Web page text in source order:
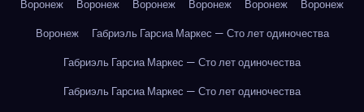
Воронеж
Воронеж Воронеж Воронеж Воронеж
Воронеж
Воронеж
Габриэль Гарсиа Маркес — Сто лет одиночества
Габриэль Гарсиа Маркес — Сто лет одиночества
Габриэль Гарсиа Маркес — Сто лет одиночества